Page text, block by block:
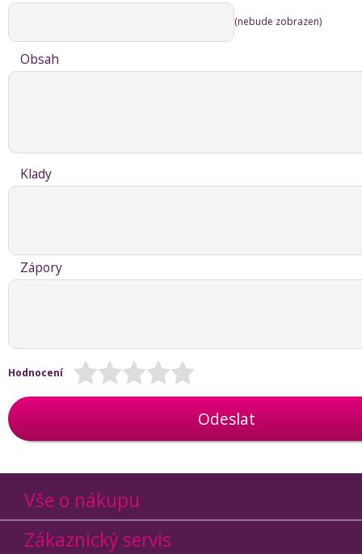
(nebude zobrazen)
Obsah
Klady
Zápory
Hodnocení
Odeslat
Vše o nákupu
Zákaznický servis